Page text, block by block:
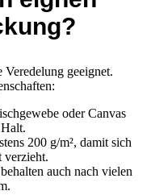
geeignet.
oder Canvas
200 g/m², damit sich
verzieht.
auch nach vielen